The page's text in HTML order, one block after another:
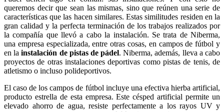
queremos decir que sean las mismas, sino que reúnen una serie de
características que las hacen similares. Estas similitudes residen en la
gran calidad y la perfecta terminación de los trabajos realizados por
la compañía que llevó a cabo la instalación. Se trata de Niberma,
una empresa especializada, entre otras cosas, en campos de fútbol y
en lainstalación de pistas de pádel. Niberma, además, lleva a cabo
proyectos de otras instalaciones deportivas como pistas de tenis, de
atletismo o incluso polideportivos.
El caso de los campos de fútbol incluye una efectiva hierba artificial,
producto estrella de esta empresa. Este césped artificial permite un
elevado ahorro de agua, resiste perfectamente a los rayos UV y